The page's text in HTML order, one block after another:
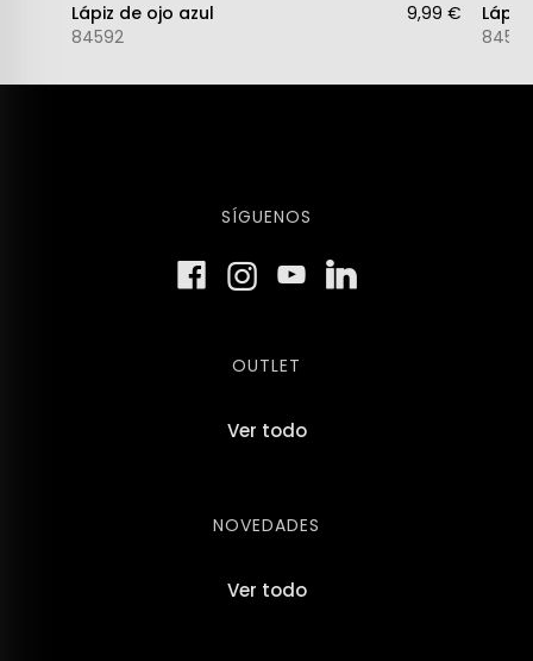
Lápiz de ojo azul
84592
9,99 €
84593
SÍGUENOS
OUTLET
Ver todo
NOVEDADES
Ver todo